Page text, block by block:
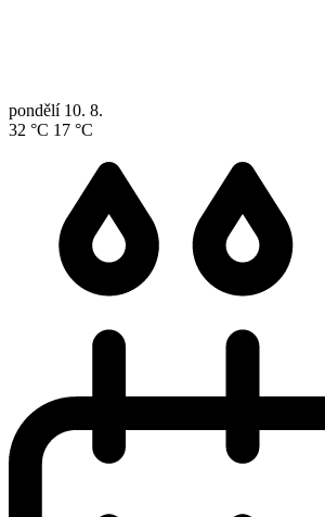
pondělí 10. 8.
32 °C 17 °C